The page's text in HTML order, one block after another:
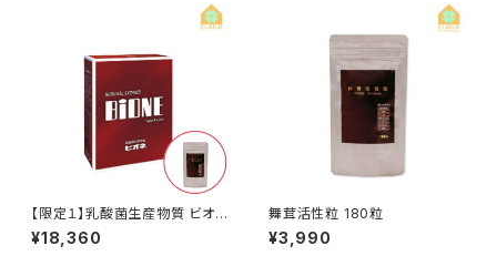
【限定１】乳酸菌生産物質 ビオ
ネA スティック 10ml×30包
＋ 舞茸活性粒（180粒入り）1
¥18,360
舞茸活性粒 180粒
¥3,990